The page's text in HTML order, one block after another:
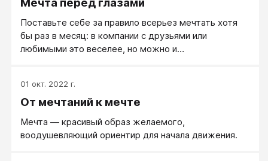
Мечта перед глазами
Поставьте себе за правило всерьез мечтать хотя
бы раз в месяц: в компании с друзьями или
любимыми это веселее, но можно и
вырезок из журнала, компьютерная графика в
вашем талантливом исполнении, — главное, чтобы в
каждый день оказывался перед вашими глазами.
01 окт. 2022 г.
От мечтаний к мечте
Мечта — красивый образ желаемого,
воодушевляющий ориентир для начала движения.